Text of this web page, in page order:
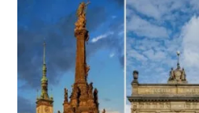
qué
Jalisco
conquista
a
los
viajeros
y